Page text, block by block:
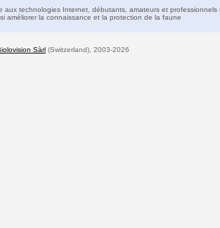
technologies Internet, débutants, amateurs et professionnels
améliorer la connaissance et la protection de la faune
Sàrl (Switzerland), 2003-2026